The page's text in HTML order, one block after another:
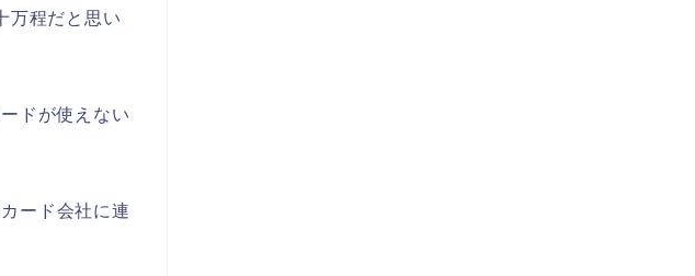
万程だと思い
ドが使えない
ード会社に連